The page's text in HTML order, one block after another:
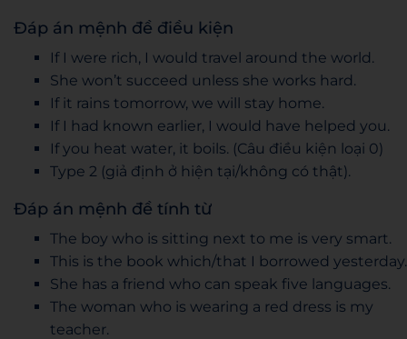
Đáp án mệnh đề điều kiện
If I were rich, I would travel around the world.
She won’t succeed unless she works hard.
If it rains tomorrow, we will stay home.
If I had known earlier, I would have helped you.
If you heat water, it boils. (Câu điều kiện loại 0)
Type 2 (giả định ở hiện tại/không có thật).
Đáp án mệnh đề tính từ
The boy who is sitting next to me is very smart.
This is the book which/that I borrowed yesterday.
She has a friend who can speak five languages.
The woman who is wearing a red dress is my
teacher.